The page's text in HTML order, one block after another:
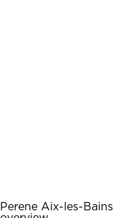
Perene Aix-les-Bains